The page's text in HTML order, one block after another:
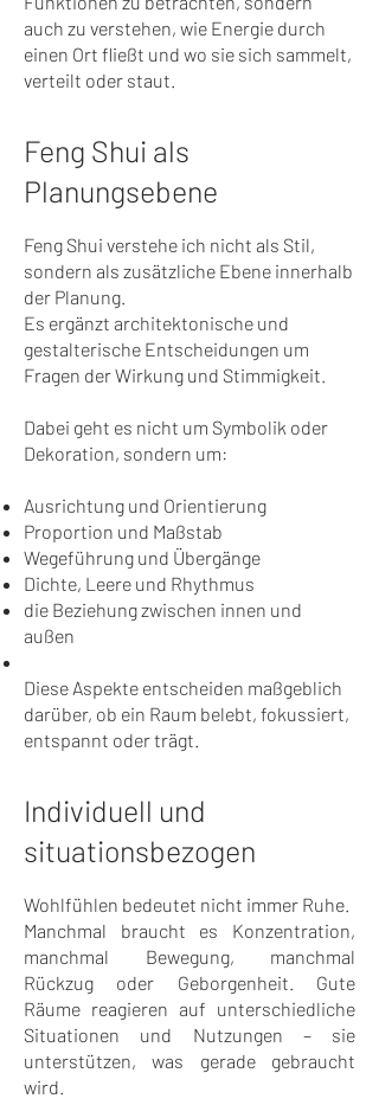
auch zu verstehen, wie Energie durch
einen Ort fließt und wo sie sich sammelt,
verteilt oder staut.
Feng Shui als
Planungsebene
Feng Shui verstehe ich nicht als Stil,
sondern als zusätzliche Ebene innerhalb
der Planung.
Es ergänzt architektonische und
gestalterische Entscheidungen um
Fragen der Wirkung und Stimmigkeit.
Dabei geht es nicht um Symbolik oder
Dekoration, sondern um:
Ausrichtung und Orientierung
Proportion und Maßstab
Wegeführung und Übergänge
Dichte, Leere und Rhythmus
die Beziehung zwischen innen und
außen
Diese Aspekte entscheiden maßgeblich
darüber, ob ein Raum belebt, fokussiert,
entspannt oder trägt.
Individuell und
situationsbezogen
Wohlfühlen bedeutet nicht immer Ruhe.
Manchmal braucht es Konzentration,
manchmal Bewegung, manchmal
Rückzug oder Geborgenheit. Gute
Räume reagieren auf unterschiedliche
Situationen und Nutzungen – sie
unterstützen, was gerade gebraucht
wird.